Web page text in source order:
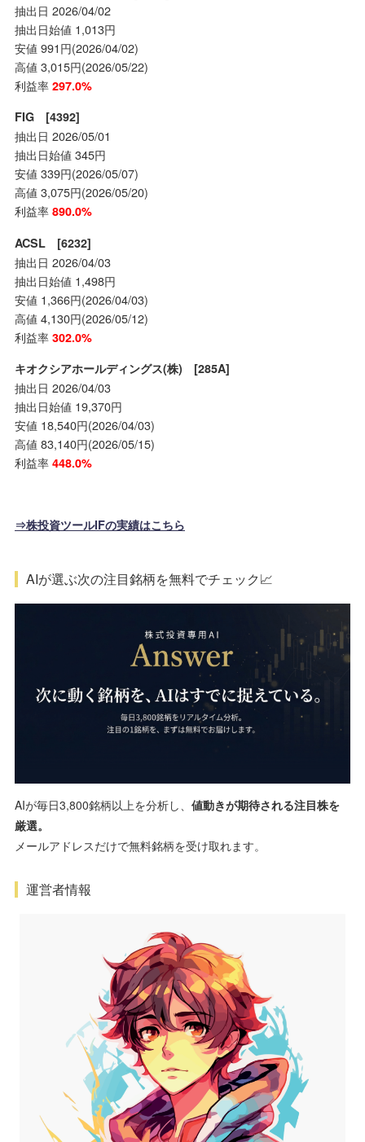
抽出日 2026/04/02
抽出日始値 1,013円
安値 991円(2026/04/02)
高値 3,015円(2026/05/22)
利益率 297.0%
FIG [4392]
抽出日 2026/05/01
抽出日始値 345円
安値 339円(2026/05/07)
高値 3,075円(2026/05/20)
利益率 890.0%
ACSL [6232]
抽出日 2026/04/03
抽出日始値 1,498円
安値 1,366円(2026/04/03)
高値 4,130円(2026/05/12)
利益率 302.0%
キオクシアホールディングス(株) [285A]
抽出日 2026/04/03
抽出日始値 19,370円
安値 18,540円(2026/04/03)
高値 83,140円(2026/05/15)
利益率 448.0%
⇒株投資ツールIFの実績はこちら
AIが選ぶ次の注目銘柄を無料でチェック📈
AIが毎日3,800銘柄以上を分析し、 値動きが期待される注目株を
厳選。
メールアドレスだけで無料銘柄を受け取れます。
運営者情報